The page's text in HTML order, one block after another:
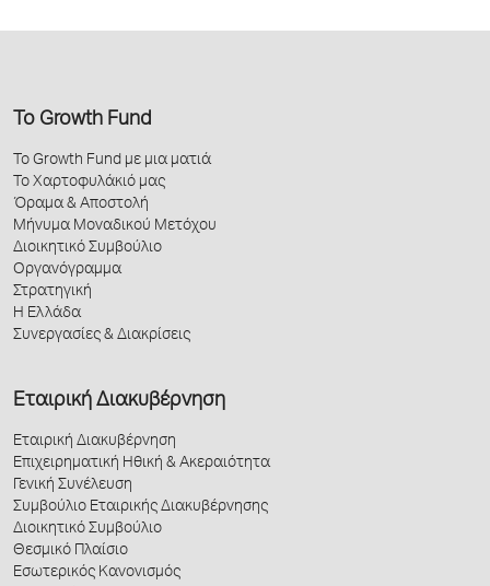
Το Growth Fund
Το Growth Fund με μια ματιά
Το Χαρτοφυλάκιό μας
Όραμα & Αποστολή
Μήνυμα Μοναδικού Μετόχου
Διοικητικό Συμβούλιο
Οργανόγραμμα
Στρατηγική
Η Ελλάδα
Συνεργασίες & Διακρίσεις
Εταιρική Διακυβέρνηση
Εταιρική Διακυβέρνηση
Επιχειρηματική Ηθική & Ακεραιότητα
Γενική Συνέλευση
Συμβούλιο Εταιρικής Διακυβέρνησης
Διοικητικό Συμβούλιο
Θεσμικό Πλαίσιο
Εσωτερικός Κανονισμός